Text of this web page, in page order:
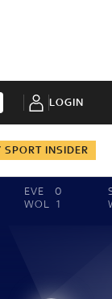
LOGIN
SPORT INSIDER
EVE
0
WOL
1